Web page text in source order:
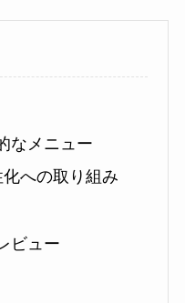
なメニュー
への取り組み
ビュー